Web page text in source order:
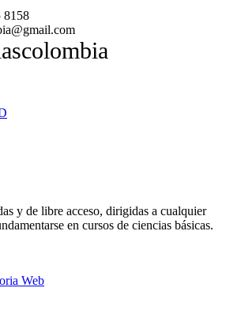
8158
y de libre acceso, dirigidas a cualquier
en cursos de ciencias básicas.
Web